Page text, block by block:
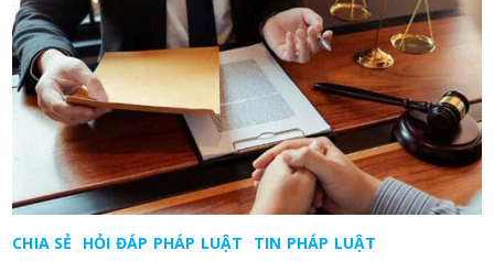
CHIA SẺ HỎI ĐÁP PHÁP LUẬT TIN PHÁP LUẬT